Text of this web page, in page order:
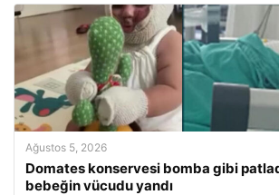
Ağustos 5, 2026
Domates konservesi bomba gibi
bebeğin vücudu yandı